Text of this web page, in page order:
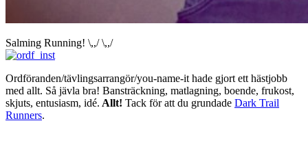
Salming Running! \,,/ \,,/
Ordföranden/tävlingsarrangör/you-name-it hade gjort ett hästjobb
med allt. Så jävla bra! Bansträckning, matlagning, boende, frukost,
skjuts, entusiasm, idé. Allt! Tack för att du grundade Dark Trail
Runners.